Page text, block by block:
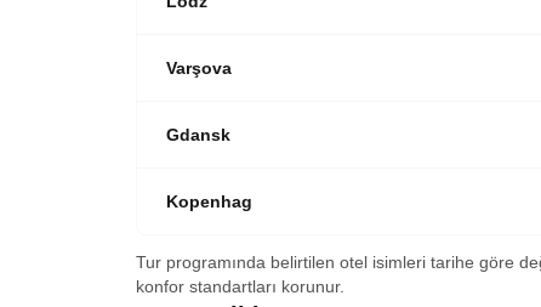
Varşova
Gdansk
Kopenhag
Tur programında belirtilen otel isimleri tarihe göre
konfor standartları korunur.